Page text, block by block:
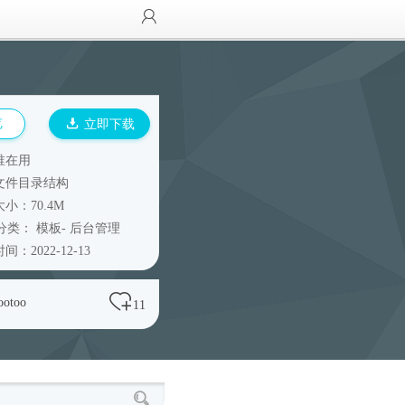
立即下载
在用
件目录结构
小：70.4M
类： 模板- 后台管理
间：2022-12-13
11